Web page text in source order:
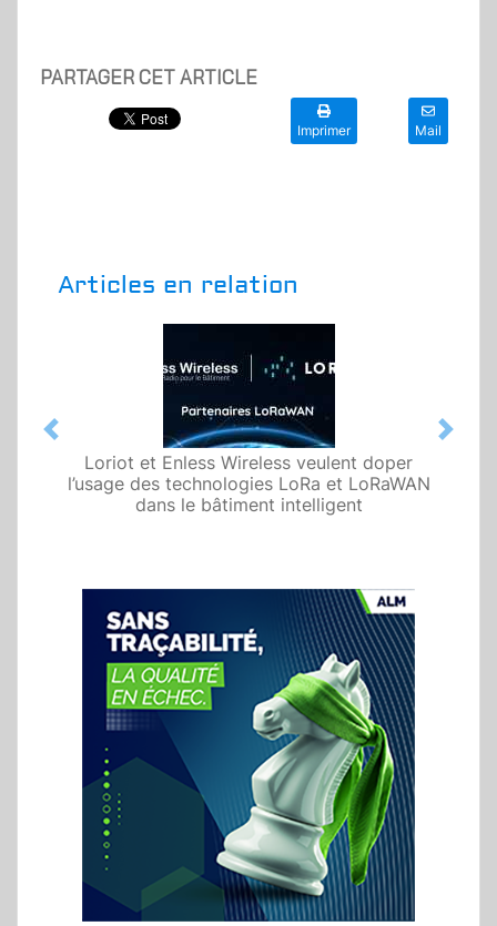
PARTAGER CET ARTICLE
Imprimer Mail
Articles en relation
Loriot et Enless Wireless veulent doper
l’usage des technologies LoRa et LoRaWAN
dans le bâtiment intelligent
Previous Next